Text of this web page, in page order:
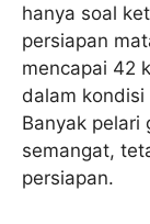
hanya soal
persiapan
mencapai 42
dalam
Banyak pelari
semangat,
persiapan.